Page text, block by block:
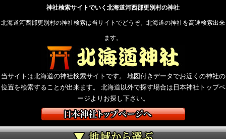
神社検索サイトでいく北海道河西郡更別村の神社
北海道河西郡更別村の神社検索は当サイトでどうぞ。北海道の神社を高速検索出来
ます。
当サイトは北海道の神社検索サイトです。 地図付きデータでお近くの神社の
位置を検索することが出来ます。 北海道以外で探す場合は日本神社トップペ
ージよりお探し下さい。